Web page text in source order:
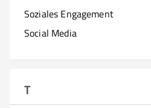
Soziales Engagement
Social Media
T